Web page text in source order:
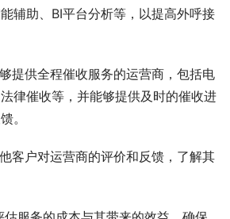
辅助、BI平台分析等，以提高外呼接
提供全程催收服务的运营商，包括电
律催收等，并能够提供及时的催收进
。
客户对运营商的评价和反馈，了解其